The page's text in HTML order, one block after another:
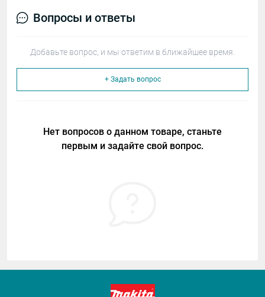
Вопросы и ответы
Добавьте вопрос, и мы ответим в ближайшее время.
+ Задать вопрос
Нет вопросов о данном товаре, станьте
первым и задайте свой вопрос.